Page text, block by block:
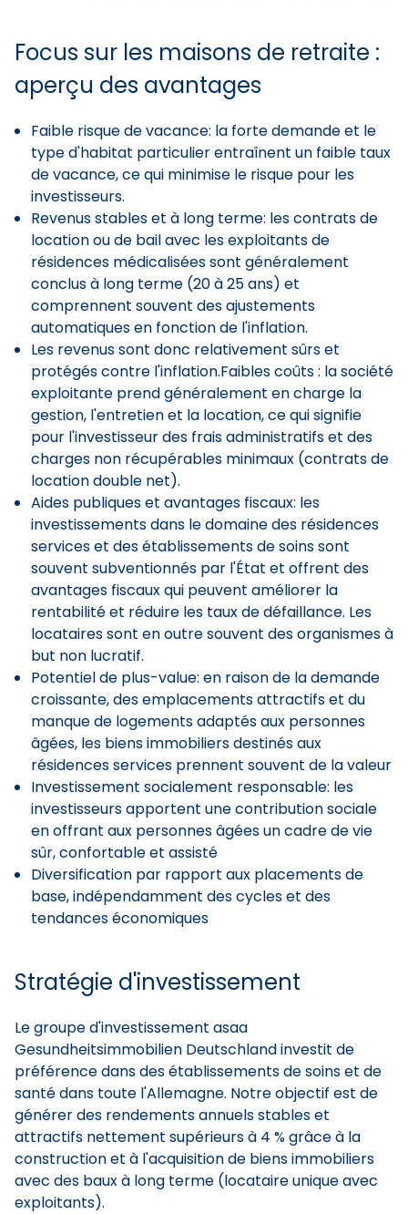
Focus sur les maisons de retraite :
aperçu des avantages
Faible risque de vacance: la forte demande et le
type d'habitat particulier entraînent un faible taux
de vacance, ce qui minimise le risque pour les
investisseurs.
Revenus stables et à long terme: les contrats de
location ou de bail avec les exploitants de
résidences médicalisées sont généralement
conclus à long terme (20 à 25 ans) et
comprennent souvent des ajustements
automatiques en fonction de l'inflation.
Les revenus sont donc relativement sûrs et
protégés contre l'inflation.Faibles coûts : la société
exploitante prend généralement en charge la
gestion, l'entretien et la location, ce qui signifie
pour l'investisseur des frais administratifs et des
charges non récupérables minimaux (contrats de
location double net).
Aides publiques et avantages fiscaux: les
investissements dans le domaine des résidences
services et des établissements de soins sont
souvent subventionnés par l'État et offrent des
avantages fiscaux qui peuvent améliorer la
rentabilité et réduire les taux de défaillance. Les
locataires sont en outre souvent des organismes à
but non lucratif.
Potentiel de plus-value: en raison de la demande
croissante, des emplacements attractifs et du
manque de logements adaptés aux personnes
âgées, les biens immobiliers destinés aux
résidences services prennent souvent de la valeur
Investissement socialement responsable: les
investisseurs apportent une contribution sociale
en offrant aux personnes âgées un cadre de vie
sûr, confortable et assisté
Diversification par rapport aux placements de
base, indépendamment des cycles et des
tendances économiques
Stratégie d'investissement
Le groupe d'investissement asaa
Gesundheitsimmobilien Deutschland investit de
préférence dans des établissements de soins et de
santé dans toute l'Allemagne. Notre objectif est de
générer des rendements annuels stables et
attractifs nettement supérieurs à 4 % grâce à la
construction et à l'acquisition de biens immobiliers
avec des baux à long terme (locataire unique avec
exploitants).